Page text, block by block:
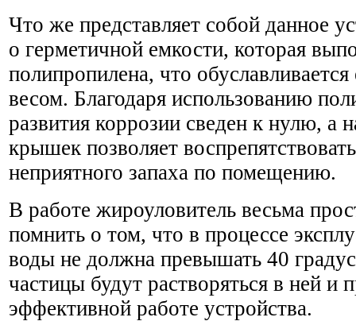
Что же представляет собой данное
о герметичной емкости, которая
полипропилена, что
весом. Благодаря использованию
развития коррозии сведен к нулю, а
крышек позволяет
неприятного запаха по помещению.
В работе жироуловитель весьма
помнить о том, что в процессе
воды не должна превышать 40
частицы будут растворяться в ней и
эффективной работе устройства.